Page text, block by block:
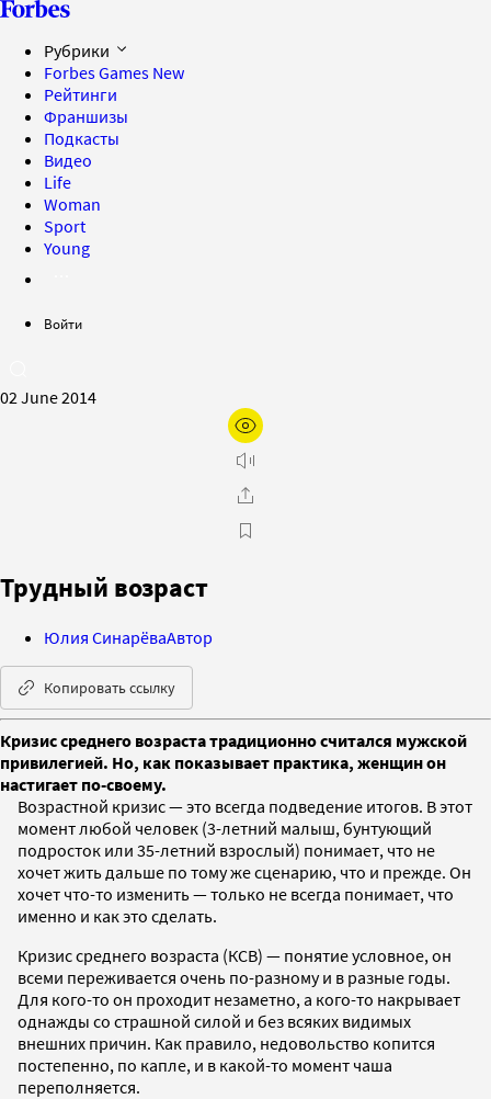
Рубрики
Forbes Games New
Рейтинги
Франшизы
Подкасты
Видео
Life
Woman
Sport
Young
Войти
02 June 2014
Трудный возраст
Юлия СинарёваАвтор
Копировать ссылку
Кризис среднего возраста традиционно считался мужской
привилегией. Но, как показывает практика, женщин он
настигает по-своему.
Возрастной кризис — это всегда подведение итогов. В этот
момент любой человек (3-летний малыш, бунтующий
подросток или 35-летний взрослый) понимает, что не
хочет жить дальше по тому же сценарию, что и прежде. Он
хочет что-то изменить — только не всегда понимает, что
именно и как это сделать.
Кризис среднего возраста (КСВ) — понятие условное, он
всеми переживается очень по-разному и в разные годы.
Для кого-то он проходит незаметно, а кого-то накрывает
однажды со страшной силой и без всяких видимых
внешних причин. Как правило, недовольство копится
постепенно, по капле, и в какой-то момент чаша
переполняется.